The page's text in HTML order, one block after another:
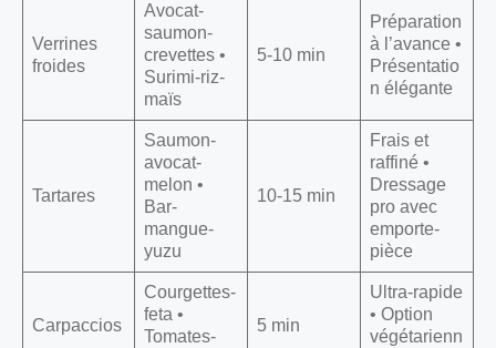
Verrines
froides
Avocat-
saumon-
crevettes •
Surimi-riz-
maïs
5-10 min
Préparation
à l’avance •
Présentatio
n élégante
Tartares
Saumon-
avocat-
melon •
Bar-
mangue-
yuzu
10-15 min
Frais et
raffiné •
Dressage
pro avec
emporte-
pièce
Carpaccios
Courgettes-
feta •
Tomates-
5 min
Ultra-rapide
• Option
végétarienn